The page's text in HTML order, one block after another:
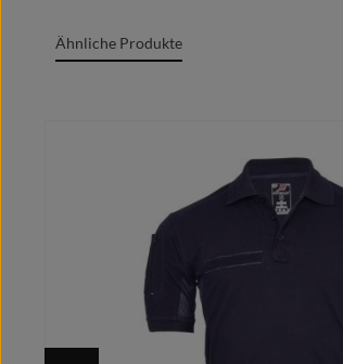
doppelt vernäht
mit Reserve Knopf inliegend eingenäht
perforierte atmungsaktive
Um Schweißbildung vorzubeugen,
50% Baumwolle/cotton/coton (m.)/
Nutze die hinterlegte Größentabelle
Da das Motiv erst nach
Ähnliche Produkte